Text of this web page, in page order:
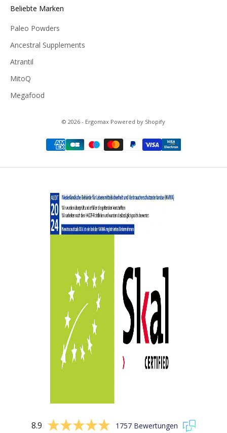
Beliebte Marken
Paleo Powders
Ancestral Supplements
Atrantil
MitoQ
Megafood
© 2026 - Ergomax Powered by Shopify
8.9 1757 Bewertungen